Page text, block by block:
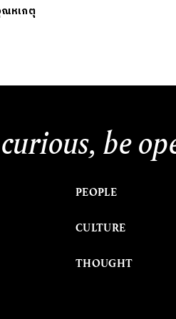
หเกตุ
be
PEOPLE
CULTURE
THOUGHT